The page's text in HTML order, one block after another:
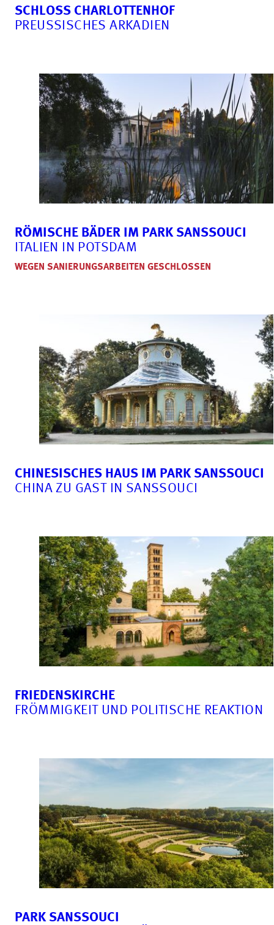
SCHLOSS CHARLOTTENHOF
PREUSSISCHES ARKADIEN
RÖMISCHE BÄDER IM PARK SANSSOUCI
ITALIEN IN POTSDAM
WEGEN SANIERUNGSARBEITEN GESCHLOSSEN
CHINESISCHES HAUS IM PARK SANSSOUCI
CHINA ZU GAST IN SANSSOUCI
FRIEDENSKIRCHE
FRÖMMIGKEIT UND POLITISCHE REAKTION
PARK SANSSOUCI